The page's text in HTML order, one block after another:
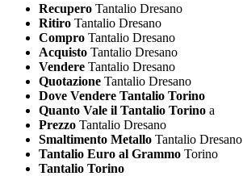
Recupero Tantalio Dresano
Ritiro Tantalio Dresano
Compro Tantalio Dresano
Acquisto Tantalio Dresano
Vendere Tantalio Dresano
Quotazione Tantalio Dresano
Dove Vendere Tantalio Torino
Quanto Vale il Tantalio Torino a
Prezzo Tantalio Dresano
Smaltimento Metallo Tantalio Dresano
Tantalio Euro al Grammo Torino
Tantalio Torino